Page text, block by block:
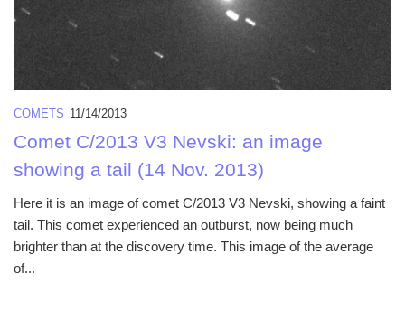
COMETS 11/14/2013
Comet C/2013 V3 Nevski: an image
showing a tail (14 Nov. 2013)
Here it is an image of comet C/2013 V3 Nevski, showing a faint
tail. This comet experienced an outburst, now being much
brighter than at the discovery time. This image of the average
of...